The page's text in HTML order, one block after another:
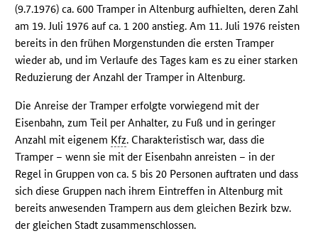
(9.7.1976) ca. 600 Tramper in Altenburg aufhielten, deren Zahl
am 19. Juli 1976 auf ca. 1 200 anstieg. Am 11. Juli 1976 reisten
bereits in den frühen Morgenstunden die ersten Tramper
wieder ab, und im Verlaufe des Tages kam es zu einer starken
Reduzierung der Anzahl der Tramper in Altenburg.
Die Anreise der Tramper erfolgte vorwiegend mit der
Eisenbahn, zum Teil per Anhalter, zu Fuß und in geringer
Anzahl mit eigenem Kfz. Charakteristisch war, dass die
Tramper – wenn sie mit der Eisenbahn anreisten – in der
Regel in Gruppen von ca. 5 bis 20 Personen auftraten und dass
sich diese Gruppen nach ihrem Eintreffen in Altenburg mit
bereits anwesenden Trampern aus dem gleichen Bezirk bzw.
der gleichen Stadt zusammenschlossen.